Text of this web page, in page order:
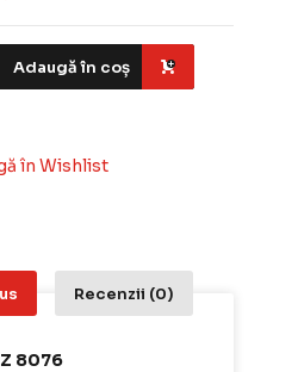
Adaugă în coș
în Wishlist
Recenzii (0)
8076